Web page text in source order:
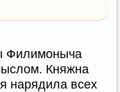
Филимоныча
Княжна
нарядила всех